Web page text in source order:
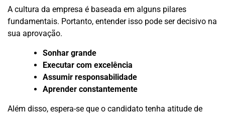
A cultura da empresa é baseada em alguns pilares
fundamentais. Portanto, entender isso pode ser decisivo na
sua aprovação.
Sonhar grande
Executar com excelência
Assumir responsabilidade
Aprender constantemente
Além disso, espera-se que o candidato tenha atitude de